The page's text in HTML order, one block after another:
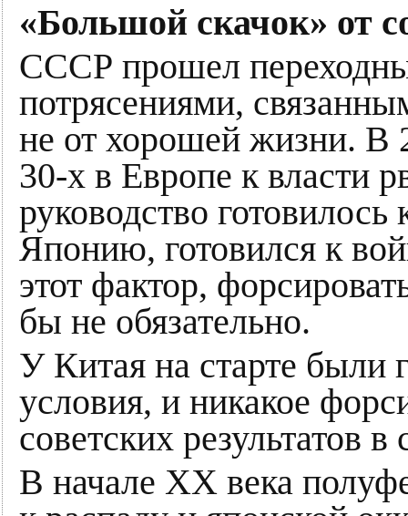
«Большой скачок» от
СССР прошел
потрясениями,
не от хорошей жизни. В
30-х в Европе к власти
руководство
Японию, готовился к
этот фактор,
бы не обязательно.
У Китая на старте были
условия, и никакое
советских результатов
В начале XX века